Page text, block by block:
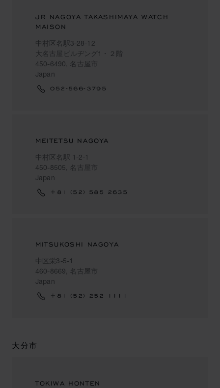
JR NAGOYA TAKASHIMAYA WATCH
MAISON
中村区名駅3-28-12
大名古屋ビルヂング1・２階
450-6490, 名古屋市
Japan
052-566-3795
MEITETSU NAGOYA
中村区名駅 1-2-1
450-8505, 名古屋市
Japan
+81 (52) 585 2635
MITSUKOSHI NAGOYA
中区栄3-5-1
460-8669, 名古屋市
Japan
+81 (52) 252 1111
大分市
TOKIWA HONTEN